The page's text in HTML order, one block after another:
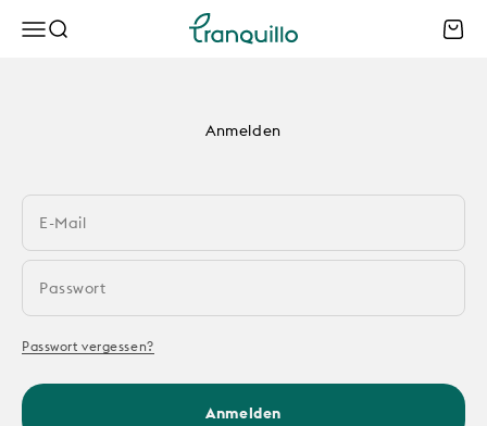
MenüSuche Tranquillo B2B
Anmelden
E-Mail
Passwort
Passwort vergessen?
Anmelden